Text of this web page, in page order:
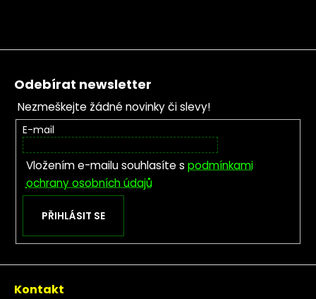
Zápatí
Odebírat newsletter
Nezmeškejte žádné novinky či slevy!
E-mail
Vložením e-mailu souhlasíte s podmínkami
ochrany osobních údajů
PŘIHLÁSIT SE
Kontakt